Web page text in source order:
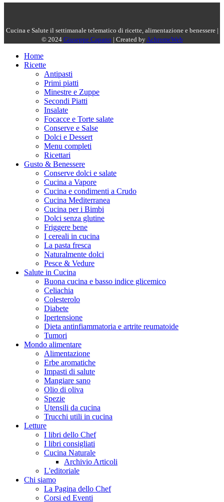
Cucina e Salute il settimanale telematico di ricette, alimentazione e benessere |
© 2024 Giuseppe Capano | Created by AchromeWeb
Home
Ricette
Antipasti
Primi piatti
Minestre e Zuppe
Secondi Piatti
Insalate
Focacce e Torte salate
Conserve e Salse
Dolci e Dessert
Menu completi
Ricettari
Gusto & Benessere
Conserve dolci e salate
Cucina a Vapore
Cucina e condimenti a Crudo
Cucina Mediterranea
Cucina per i Bimbi
Dolci senza glutine
Friggere bene
I cereali in cucina
La pasta fresca
Naturalmente dolci
Pesce & Vedure
Salute in Cucina
Buona cucina e basso indice glicemico
Celiachia
Colesterolo
Diabete
Ipertensione
Dieta antinfiammatoria e artrite reumatoide
Tumori
Mondo alimentare
Alimentazione
Erbe aromatiche
Impasti di salute
Mangiare sano
Olio di oliva
Spezie
Utensili da cucina
Trucchi utili in cucina
Letture
I libri dello Chef
I libri consigliati
Cucina Naturale
Archivio Articoli
L'editoriale
Chi siamo
La Pagina dello Chef
Corsi ed Eventi